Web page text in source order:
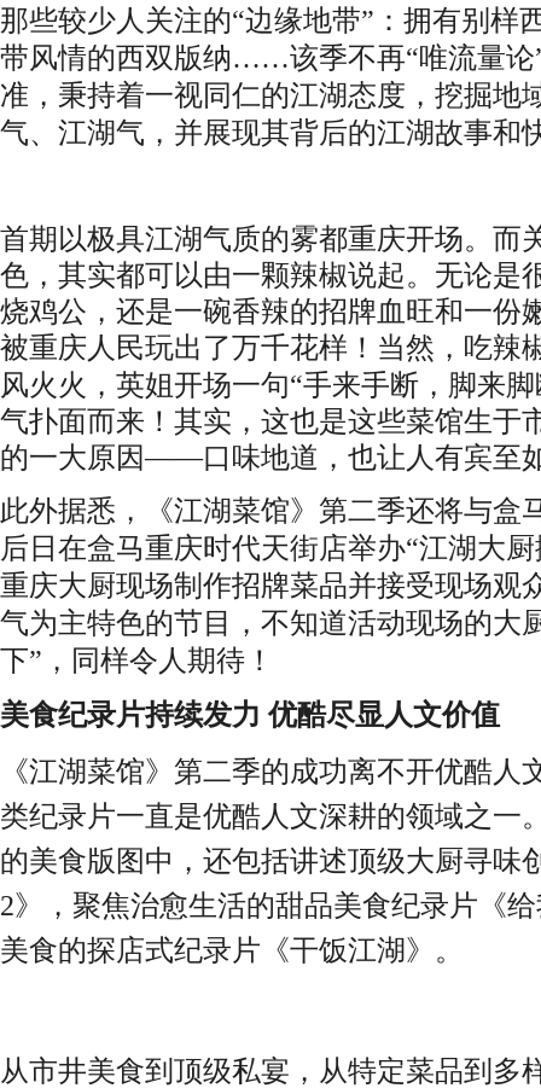
那些较少人关注的“边缘地带”： 拥有别样
带风情的西双版纳……该季不再“唯流量
准，秉持着一视同仁的江湖态度，挖掘地
气、江湖气， 并展现其背后的江湖故事和
首期以极具江湖气质的雾都重庆开场。 而
色 ， 其实都可以由一颗辣椒说起。 无论是
烧鸡公 ， 还是一碗香辣的招牌血旺和一份
被重庆人民玩出了万千花样 ！ 当然 ， 吃辣
风火火 ， 英姐开场一句“手来手断 ， 脚来
气扑面而来 ！ 其实 ， 这也是这些菜馆生于
的一大原因——口味地道 ， 也让人有宾至
此外据悉，《江湖菜馆》第二季还将与盒
后日 在盒马重庆时代天街店举办“江湖大
重庆大厨现场制作招牌菜品并接受现场观
气为主特色的节目，不知道活动现场的大
下”，同样令人期待！
美食纪录片持续发力 优酷尽显人文价值
《江湖菜馆》第二季的成功离不开优酷人
类纪录片一直是优酷人文深耕的领域之一
的美食版图中，还包括讲述顶级大厨寻味
2》，聚焦治愈生活的甜品美食纪录片《
美食的探店式纪录片《干饭江湖》 。
从市井美食到顶级私宴，从特定菜品到多